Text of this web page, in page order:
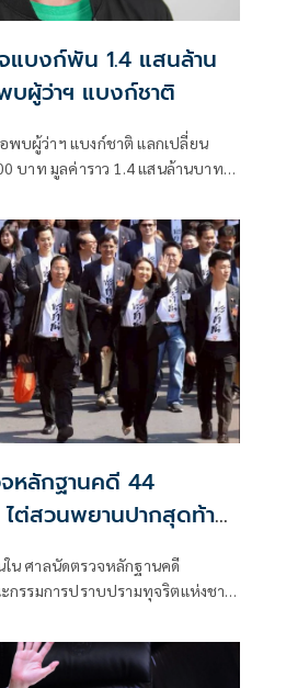
แบงก์พัน 1.4 แสนล้าน
บผู้ว่าฯ แบงก์ชาติ
พบผู้ว่าฯ แบงก์ชาติ แลกเปลี่ยน
บาท มูลค่าราว 1.4 แสนล้านบาทไม่
า พร้อมหาทางออกต่อปัญหาดัง
หลักฐานคดี 44
ต่สวนพยานปากสุดท้าย
ดตัดสิน
น ศาลนัดตรวจหลักฐานคดี
กรรมการปราบปรามทุจริตแห่งชาติ